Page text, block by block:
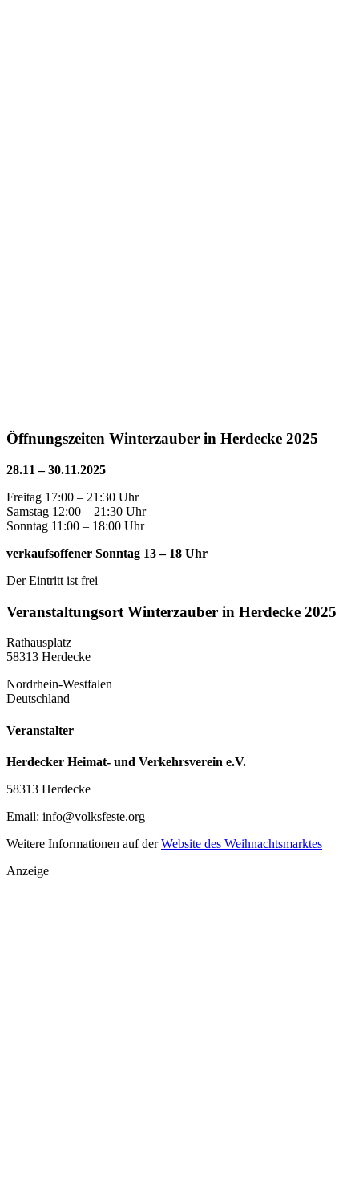
Öffnungszeiten Winterzauber in Herdecke 2025
28.11 – 30.11.2025
Freitag 17:00 – 21:30 Uhr
Samstag 12:00 – 21:30 Uhr
Sonntag 11:00 – 18:00 Uhr
verkaufsoffener Sonntag 13 – 18 Uhr
Der Eintritt ist frei
Veranstaltungsort Winterzauber in Herdecke 2025
Rathausplatz
58313 Herdecke
Nordrhein-Westfalen
Deutschland
Veranstalter
Herdecker Heimat- und Verkehrsverein e.V.
58313 Herdecke
Email: info@volksfeste.org
Weitere Informationen auf derWebsite des Weihnachtsmarktes
Anzeige